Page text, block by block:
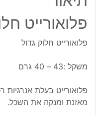
פלואורייט
פלואורייט חלוק גדול
משקל :43 – 40 גרם
פלואורייט בעלת אנרגיות
מאזנת ומנקה את השכל.